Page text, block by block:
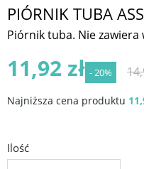
PIÓRNIK TUBA
Piórnik tuba. Nie zawiera
11,92 zł - 20%
Najniższa cena produktu
Ilość